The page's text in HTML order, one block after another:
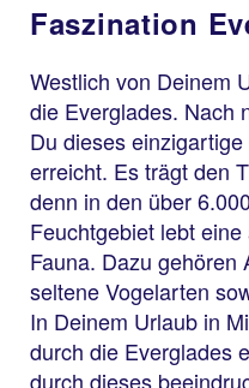
Faszination
Westlich von Deinem
die Everglades. Nach
Du dieses
erreicht. Es trägt den
denn in den über
Feuchtgebiet lebt
Fauna. Dazu gehören
seltene Vogelarten
In Deinem Urlaub in
durch die Everglades
durch dieses